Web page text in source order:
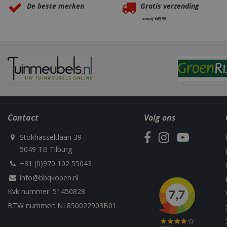
De beste merken Gratis verzending
vanaf €49,99
Contact
Stokhasseltlaan 39
5049 TB Tilburg
+31 (0)970 102 55043
info@bbqkopen.nl
Kvk nummer: 51450828
BTW nummer: NL850022903B01
Volg onsTest
_gat_UA-
_ga_M5FLK9N03R
_clck
_clsk
Naam
c885-4f83-9ea7-
__Secure-
__Host-